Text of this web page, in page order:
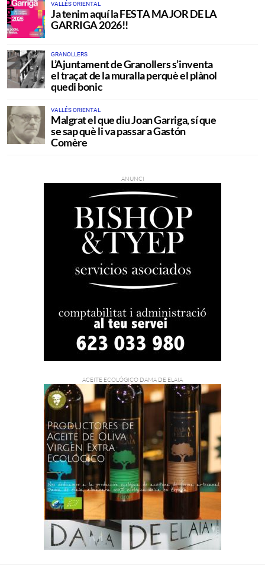
VALLÉS ORIENTAL
Ja tenim aquí la FESTA MAJOR DE LA
GARRIGA 2026!!
GRANOLLERS
L’Ajuntament de Granollers s’inventa
el traçat de la muralla perquè el plànol
quedi bonic
VALLÉS ORIENTAL
Malgrat el que diu Joan Garriga, sí que
se sap què li va passar a Gastón
Comère